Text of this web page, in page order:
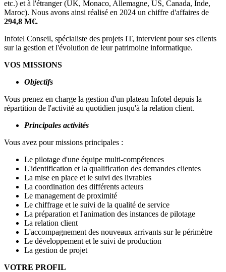
etc.) et à l'étranger (UK, Monaco, Allemagne, US, Canada, Inde,
Maroc). Nous avons ainsi réalisé en 2024 un chiffre d'affaires de
294,8 M€.
Infotel Conseil, spécialiste des projets IT, intervient pour ses clients
sur la gestion et l'évolution de leur patrimoine informatique.
VOS MISSIONS
Objectifs
Vous prenez en charge la gestion d'un plateau Infotel depuis la
répartition de l'activité au quotidien jusqu'à la relation client.
Principales activités
Vous avez pour missions principales :
Le pilotage d'une équipe multi-compétences
L'identification et la qualification des demandes clientes
La mise en place et le suivi des livrables
La coordination des différents acteurs
Le management de proximité
Le chiffrage et le suivi de la qualité de service
La préparation et l'animation des instances de pilotage
La relation client
L'accompagnement des nouveaux arrivants sur le périmètre
Le développement et le suivi de production
La gestion de projet
VOTRE PROFIL